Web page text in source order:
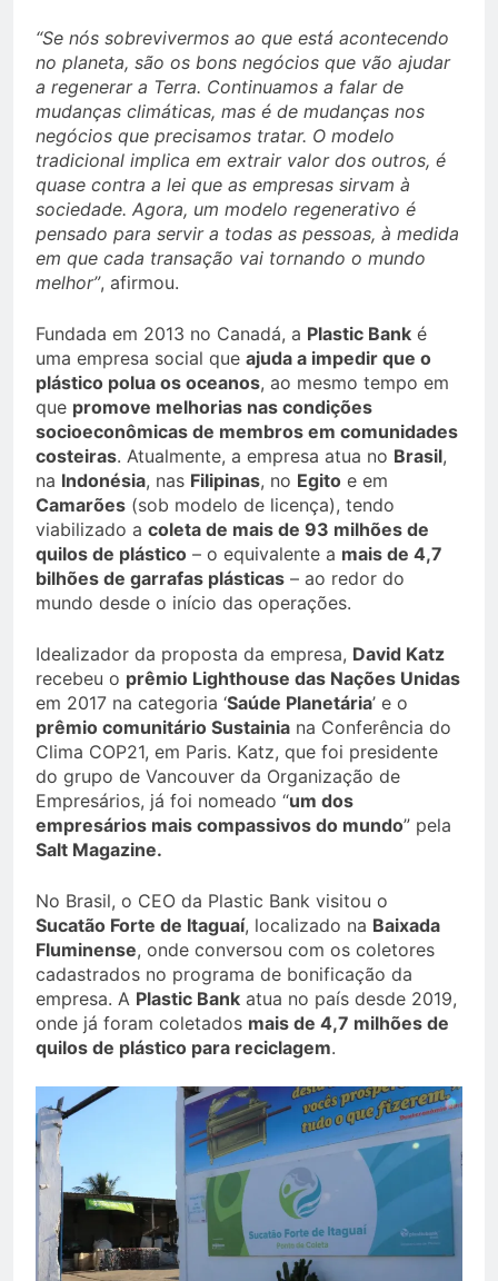
“Se nós sobrevivermos ao que está acontecendo
no planeta, são os bons negócios que vão ajudar
a regenerar a Terra. Continuamos a falar de
mudanças climáticas, mas é de mudanças nos
negócios que precisamos tratar. O modelo
tradicional implica em extrair valor dos outros, é
quase contra a lei que as empresas sirvam à
sociedade. Agora, um modelo regenerativo é
pensado para servir a todas as pessoas, à medida
em que cada transação vai tornando o mundo
melhor”, afirmou.
Fundada em 2013 no Canadá, a Plastic Bank é
uma empresa social que ajuda a impedir que o
plástico polua os oceanos, ao mesmo tempo em
que promove melhorias nas condições
socioeconômicas de membros em comunidades
costeiras. Atualmente, a empresa atua no Brasil,
na Indonésia, nas Filipinas, no Egito e em
Camarões (sob modelo de licença), tendo
viabilizado a coleta de mais de 93 milhões de
quilos de plástico – o equivalente a mais de 4,7
bilhões de garrafas plásticas – ao redor do
mundo desde o início das operações.
Idealizador da proposta da empresa, David Katz
recebeu o prêmio Lighthouse das Nações Unidas
em 2017 na categoria ‘Saúde Planetária’ e o
prêmio comunitário Sustainia na Conferência do
Clima COP21, em Paris. Katz, que foi presidente
do grupo de Vancouver da Organização de
Empresários, já foi nomeado “um dos
empresários mais compassivos do mundo” pela
Salt Magazine.
No Brasil, o CEO da Plastic Bank visitou o
Sucatão Forte de Itaguaí, localizado na Baixada
Fluminense, onde conversou com os coletores
cadastrados no programa de bonificação da
empresa. A Plastic Bank atua no país desde 2019,
onde já foram coletados mais de 4,7 milhões de
quilos de plástico para reciclagem.